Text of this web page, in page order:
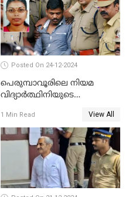
Posted On 24-12-2024
പെരുമ്പാവൂരിലെ നിയമ
വിദ്യാര്‍ത്ഥിനിയുടെ
അമീറുള്‍ ഇസ്ലാമിന്റെ
മനോനിലയില്‍ കുഴപ്പമില്ലെന്ന്
റിപ്പോര്‍ട്ട്
1 Min Read View All